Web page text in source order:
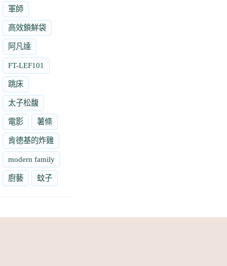
軍師
高效鎖鮮袋
阿凡達
FT-LEF101
跳床
太子松馥
電影 薯條
肯德基的炸雞
modern family
廚藝 蚊子